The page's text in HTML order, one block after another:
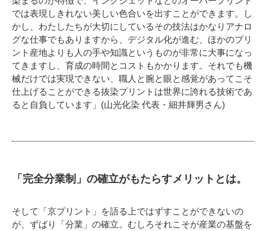
では表現しきれない美しい色合いを出すことができます。し
かし、わたしたちが大切にしているその技法はかなりアナロ
グな仕事でもありますから、デジタル化が進む、ほかのプリ
ント産地よりも人の手や知識というものが非常に大事になっ
てきますし、育成の時間とコストもかかります。それでも機
械だけでは実現できない、職人と腕と眼と感覚があってこそ
仕上げることができる抜染プリントは世界に誇れる技術であ
ると自負しています」(山光化染 代表・細井輝男さん)
「完全分業制」の確立がもたらすメリットとは。
そして「京プリント」を語る上ではずすことができないの
が、ずばり「分業」の確立。むしろそれこそが産業の基盤を